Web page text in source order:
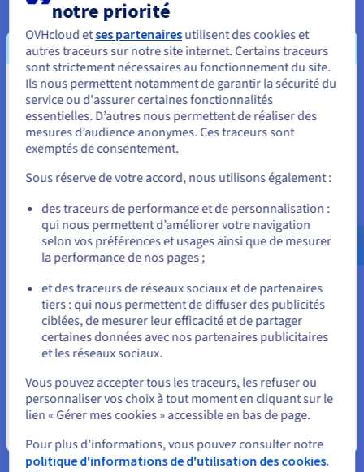
Vous pouvezmonter en configuration en un clic
votre espace client.
Simplicité et contrôle total
Pilotez votre VPS librement grâce à un accès root et à l’API
vos services via des outils comme Plesk ou cPanel.
Trafic illimité
Votre serveur VPS offre un trafic illimité* avec une
passantepouvant atteindre 3 Gbit/s. Idéal pour des services
nécessitant un débit élevé, sans surcoût.
* À l’exception de nos datacenters en Asie-Pacifique.
Vous semblez être localisé en États-
Unis.
Pour commander, rendez-vous sur le site de votre pays (États-
Allez sur le site États-Unis
us.ovhcloud.com/
Anglais USD - $
ou
Rester sur le site actuel
Sélectionner un autre site web
notre priorité
OVHcloud etses partenairesutilisent des cookies et
autres traceurs sur notre site internet. Certains traceurs
sont strictement nécessaires au fonctionnement du site.
Ils nous permettent notamment de garantir la sécurité du
service ou d'assurer certaines fonctionnalités
essentielles. D’autres nous permettent de réaliser des
mesures d’audience anonymes. Ces traceurs sont
exemptés de consentement.
Sous réserve de votre accord, nous utilisons également :
des traceurs de performance et de personnalisation :
qui nous permettent d’améliorer votre navigation
selon vos préférences et usages ainsi que de mesurer
la performance de nos pages ;
et des traceurs de réseaux sociaux et de partenaires
tiers : qui nous permettent de diffuser des publicités
ciblées, de mesurer leur efficacité et de partager
certaines données avec nos partenaires publicitaires
et les réseaux sociaux.
Vous pouvez accepter tous les traceurs, les refuser ou
personnaliser vos choix à tout moment en cliquant sur le
lien « Gérer mes cookies » accessible en bas de page.
Pour plus d’informations, vous pouvez consulter notre
politique d'informations de d'utilisation des cookies.